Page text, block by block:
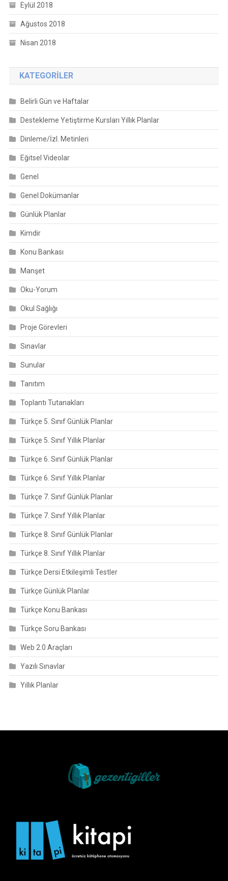
Eylül 2018
Ağustos 2018
Nisan 2018
KATEGORILER
Belirli Gün ve Haftalar
Destekleme Yetiştirme Kursları Yıllık Planlar
Dinleme/İzl. Metinleri
Eğitsel Videolar
Genel
Genel Dokümanlar
Günlük Planlar
Kimdir
Konu Bankası
Manşet
Oku-Yorum
Okul Sağlığı
Proje Görevleri
Sınavlar
Sunular
Tanıtım
Toplantı Tutanakları
Türkçe 5. Sınıf Günlük Planlar
Türkçe 5. Sınıf Yıllık Planlar
Türkçe 6. Sınıf Günlük Planlar
Türkçe 6. Sınıf Yıllık Planlar
Türkçe 7. Sınıf Günlük Planlar
Türkçe 7. Sınıf Yıllık Planlar
Türkçe 8. Sınıf Günlük Planlar
Türkçe 8. Sınıf Yıllık Planlar
Türkçe Dersi Etkileşimli Testler
Türkçe Günlük Planlar
Türkçe Konu Bankası
Türkçe Soru Bankası
Web 2.0 Araçları
Yazılı Sınavlar
Yıllık Planlar